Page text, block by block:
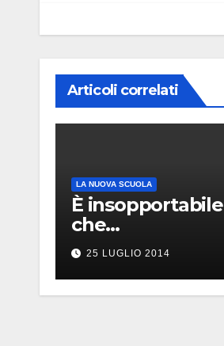
Articoli correlati
LA NUOVA SCUOLA
È insopportabile
che…
25 LUGLIO 2014